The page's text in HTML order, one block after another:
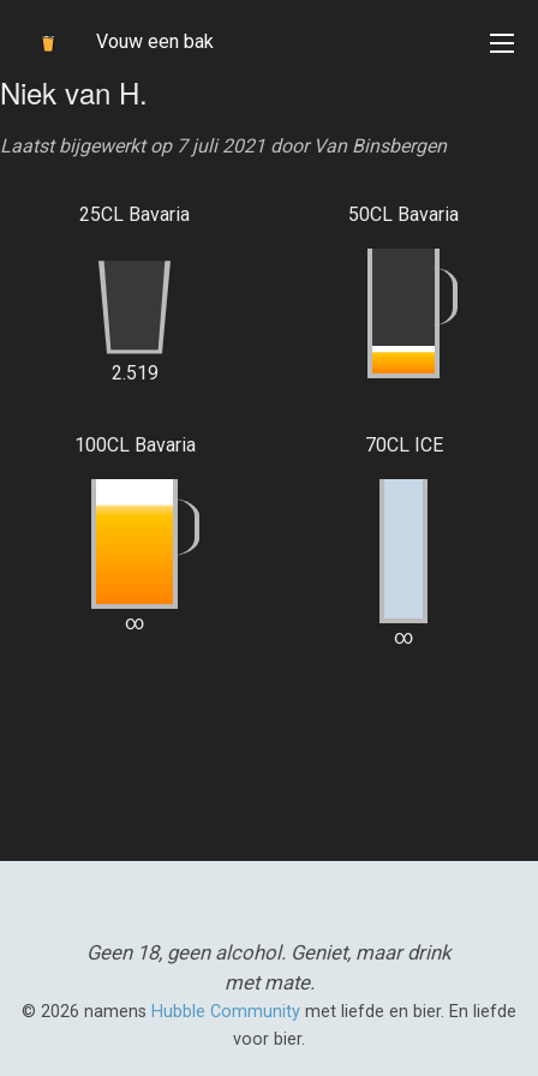
Vouw een bak
Niek van H.
Laatst bijgewerkt op 7 juli 2021 door Van Binsbergen
25CL Bavaria
2.519
50CL Bavaria
100CL Bavaria
∞
70CL ICE
∞
Geen 18, geen alcohol. Geniet, maar drink
met mate.
© 2026 namens Hubble Community met liefde en bier. En liefde
voor bier.